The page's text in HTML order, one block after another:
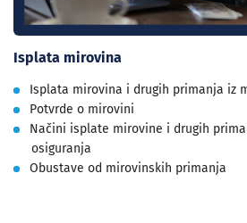
Isplata mirovina
Isplata mirovina i drugih primanja iz
Potvrde o mirovini
Načini isplate mirovine i drugih
osiguranja
Obustave od mirovinskih primanja